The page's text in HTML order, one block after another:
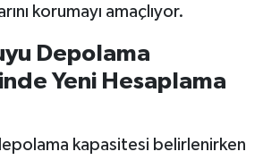
korumayı amaçlıyor.
Depolama
Yeni Hesaplama
kapasitesi belirlenirken